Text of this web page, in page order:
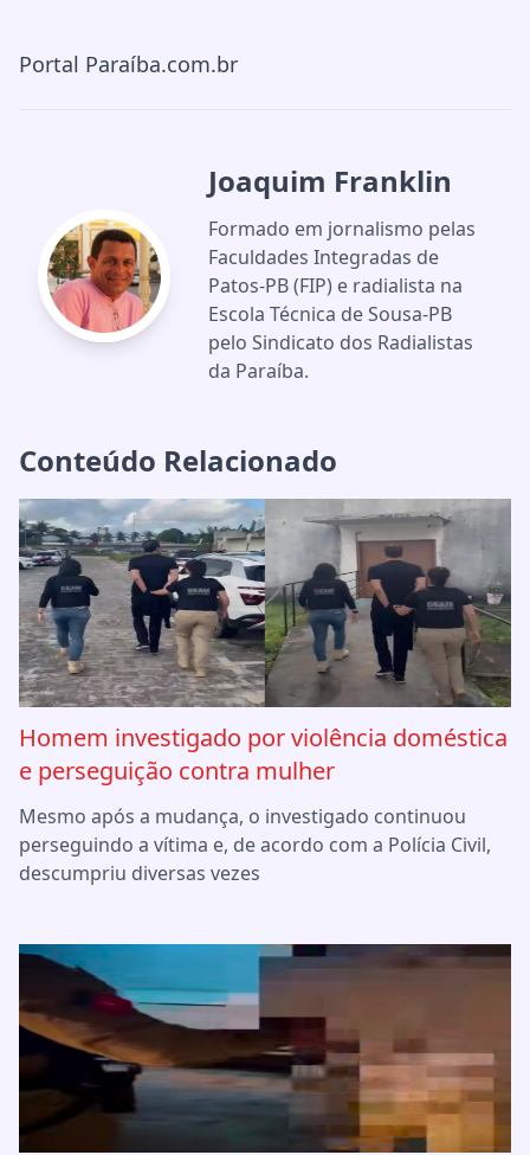
Portal Paraíba.com.br
Joaquim Franklin
Formado em jornalismo pelas
Faculdades Integradas de
Patos-PB (FIP) e radialista na
Escola Técnica de Sousa-PB
pelo Sindicato dos Radialistas
da Paraíba.
Conteúdo Relacionado
Homem investigado por violência doméstica
e perseguição contra mulher
Mesmo após a mudança, o investigado continuou
perseguindo a vítima e, de acordo com a Polícia Civil,
descumpriu diversas vezes